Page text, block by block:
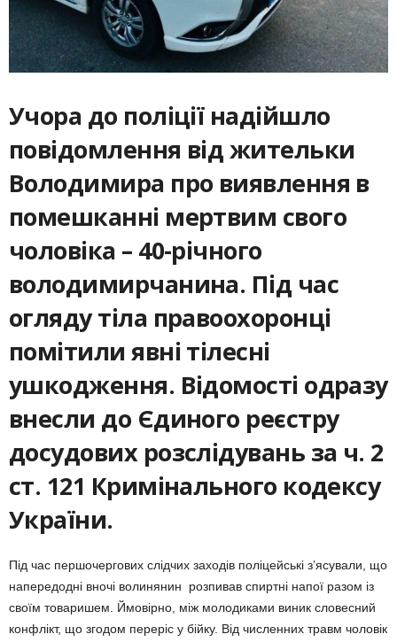
Учора до поліції надійшло
повідомлення від жительки
Володимира про виявлення в
помешканні мертвим свого
чоловіка – 40-річного
володимирчанина. Під час
огляду тіла правоохоронці
помітили явні тілесні
ушкодження. Відомості одразу
внесли до Єдиного реєстру
досудових розслідувань за ч. 2
ст. 121 Кримінального кодексу
України.
Під час першочергових слідчих заходів поліцейські з’ясували, що
напередодні вночі волинянин розпивав спиртні напої разом із
своїм товаришем. Ймовірно, між молодиками виник словесний
конфлікт, що згодом переріс у бійку. Від численних травм чоловік